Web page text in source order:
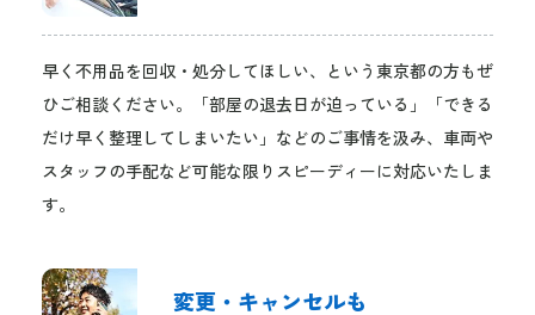
早く不用品を回収・処分してほしい、という東京都の方もぜ
ひご相談ください。「部屋の退去日が迫っている」「できる
だけ早く整理してしまいたい」などのご事情を汲み、車両や
スタッフの手配など可能な限りスピーディーに対応いたしま
す。
変更・キャンセルも